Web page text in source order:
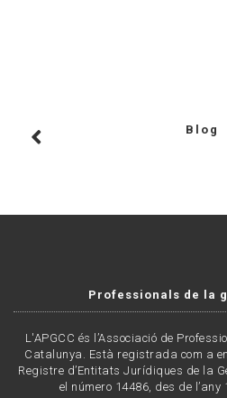
Blog
Professionals de la
L'APGCC és l’Associació de
Catalunya. Està registrada com a
Registre d’Entitats Jurídiques de la
el número 14486, des de l’any